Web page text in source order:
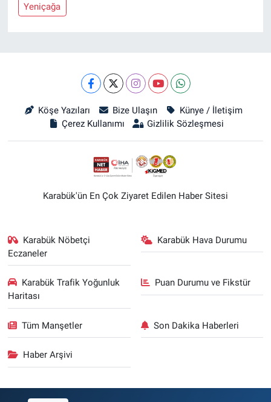
Yeniçağa
Köşe Yazıları Bize Ulaşın
Künye / İletişim
Çerez Kullanımı
Gizlilik Sözleşmesi
Karabük'ün En Çok Ziyaret Edilen Haber Sitesi
Karabük Nöbetçi
Eczaneler
Karabük Hava Durumu
Karabük Trafik Yoğunluk
Haritası
Puan Durumu ve Fikstür
Tüm Manşetler Son Dakika Haberleri
Haber Arşivi